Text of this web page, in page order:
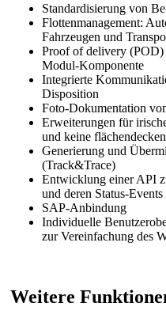
Standardisierung von
Flottenmanagement:
Fahrzeugen und
Proof of delivery (POD)
Modul-Komponente
Integrierte
Disposition
Foto-Dokumentation
Erweiterungen für
und keine
Generierung und
(Track&Trace)
Entwicklung einer API
und deren Status-Events
SAP-Anbindung
Individuelle
zur Vereinfachung des
Weitere